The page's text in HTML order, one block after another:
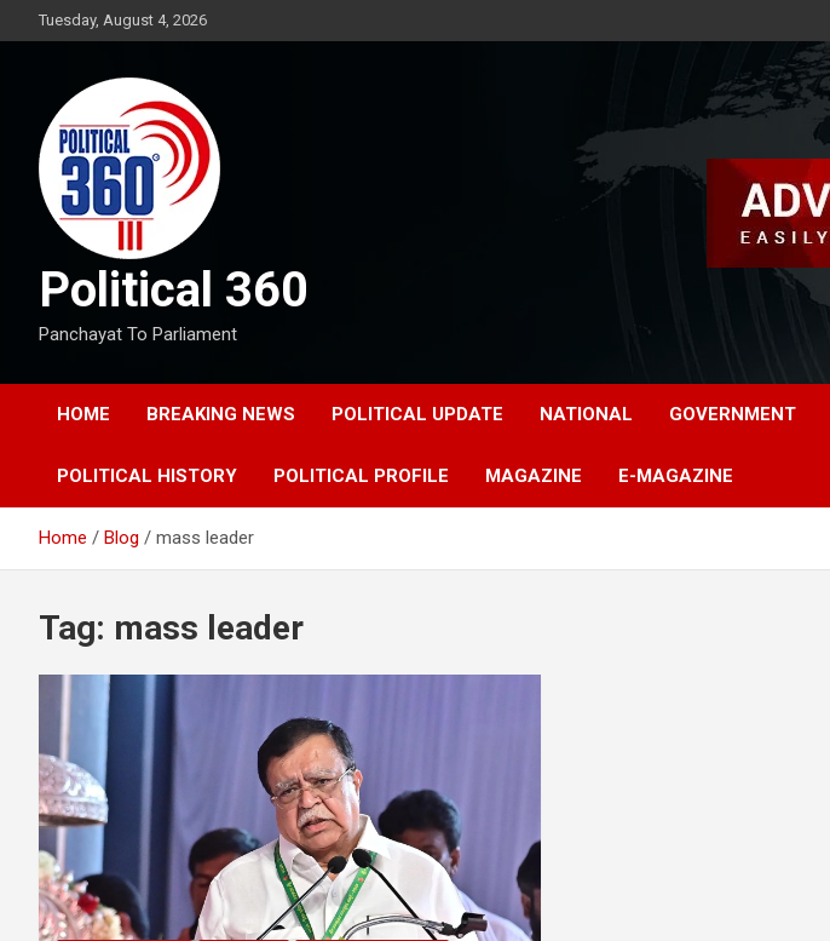
to
Tuesday, August 4, 2026
Political 360
Panchayat To Parliament
HOME BREAKING NEWS POLITICAL UPDATE NATIONAL GOVERNMENT
POLITICAL HISTORY POLITICAL PROFILE MAGAZINE E-MAGAZINE
Home Blog mass leader
Tag: mass leader